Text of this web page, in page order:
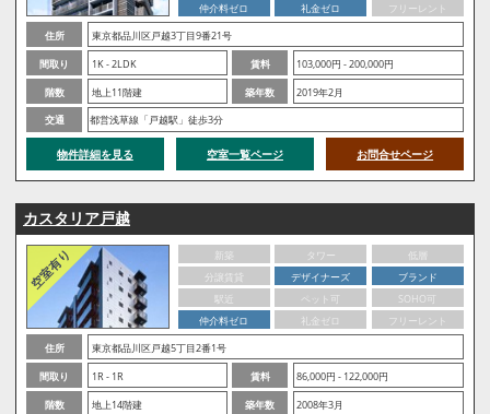
仲介料ゼロ
礼金ゼロ
フリーレント
住所
東京都品川区戸越3丁目9番21号
間取り
1K - 2LDK 賃料
103,000円 - 200,000円
階数
地上11階建 築年数
2019年2月
交通
都営浅草線「戸越駅」徒歩3分
物件詳細を見る 空室一覧ページ お問合せページ
カスタリア戸越
新築 タワー
低層
分譲賃貸
デザイナーズ
ブランド
駅近
ペット可
SOHO可
仲介料ゼロ
礼金ゼロ
フリーレント
住所
東京都品川区戸越5丁目2番1号
間取り
1R - 1R 賃料
86,000円 - 122,000円
階数
地上14階建 築年数
2008年3月